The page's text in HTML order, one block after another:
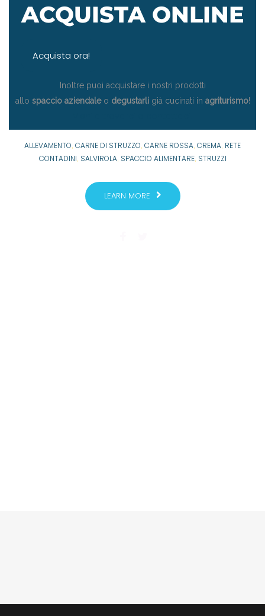
ACQUISTA ONLINE
Acquista ora!
Inoltre puoi acquistare i nostri prodotti
allo spaccio aziendaleo degustarligià cucinati in agriturismo!
ALLEVAMENTO, CARNE DI STRUZZO, CARNE ROSSA, CREMA, RETE
CONTADINI, SALVIROLA, SPACCIO ALIMENTARE, STRUZZI
LEARN MORE